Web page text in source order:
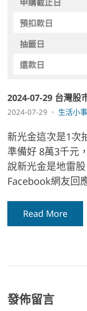
2024-07-29 台灣股
2024-07-29 生活小事
新光金這次是1次
準備好 8萬3千元
說新光金是地雷
Facebook網友回
Read More
發佈留言